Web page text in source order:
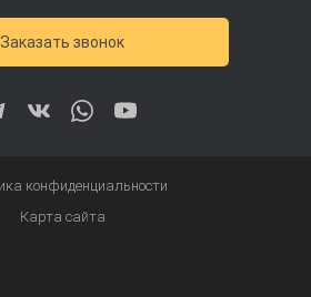
Заказать звонок
конфиденциальности
Карта сайта